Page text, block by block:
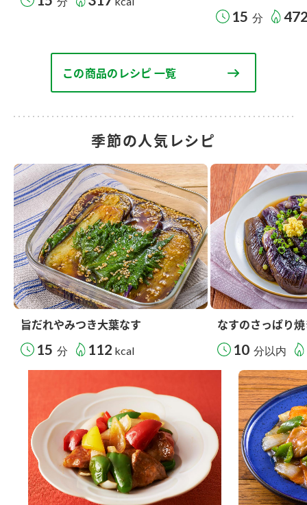
15 分
この商品のレシピ 一覧
季節の人気レシピ
旨だれやみつき大葉なす
15 分 112 kcal
なすのさっぱり
10 分以内